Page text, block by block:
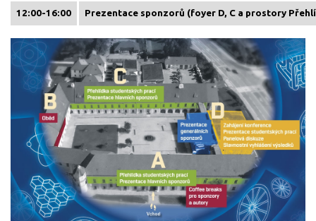
12:00-16:00 Prezentace sponzorů (foyer D, C a prostory